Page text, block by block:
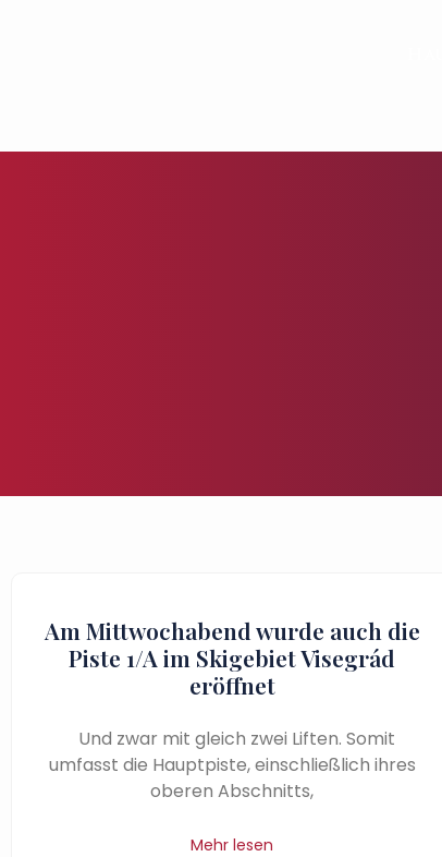
Am Mittwochabend wurde auch die
Piste 1/A im Skigebiet Visegrád
eröffnet
Und zwar mit gleich zwei Liften. Somit
umfasst die Hauptpiste, einschließlich ihres
oberen Abschnitts,
Mehr lesen